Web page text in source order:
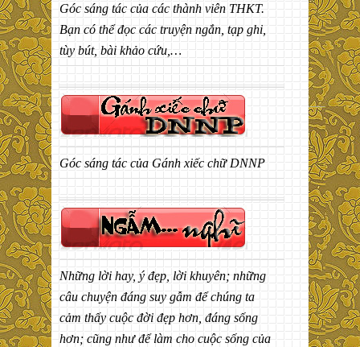
Góc sáng tác của các thành viên THKT.
Bạn có thể đọc các truyện ngắn, tạp ghi,
tùy bút, bài khảo cứu,…
Góc sáng tác của Gánh xiếc chữ DNNP
Những lời hay, ý đẹp, lời khuyên; những
câu chuyện đáng suy gẫm để chúng ta
cảm thấy cuộc đời đẹp hơn, đáng sống
hơn; cũng như để làm cho cuộc sống của